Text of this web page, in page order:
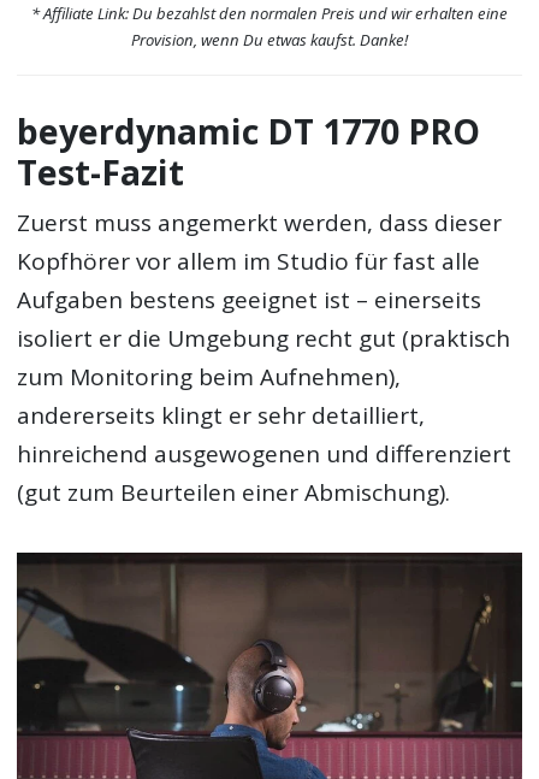
* Affiliate Link: Du bezahlst den normalen Preis und wir erhalten eine
Provision, wenn Du etwas kaufst. Danke!
beyerdynamic DT 1770 PRO
Test-Fazit
Zuerst muss angemerkt werden, dass dieser
Kopfhörer vor allem im Studio für fast alle
Aufgaben bestens geeignet ist – einerseits
isoliert er die Umgebung recht gut (praktisch
zum Monitoring beim Aufnehmen),
andererseits klingt er sehr detailliert,
hinreichend ausgewogenen und differenziert
(gut zum Beurteilen einer Abmischung).